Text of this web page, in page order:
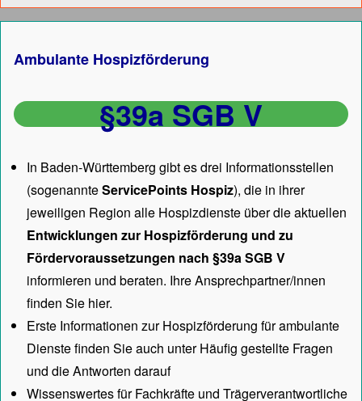
Ambulante Hospizförderung
§39a SGB V
In Baden-Württemberg gibt es drei Informationsstellen
(sogenannteServicePoints Hospiz), die in ihrer
jeweiligen Region alle Hospizdienste über die aktuellen
Entwicklungen zur Hospizförderung und zu
Fördervoraussetzungen nach §39a SGB V
informieren und beraten. Ihre Ansprechpartner/innen
finden Sie hier.
Erste Informationen zur Hospizförderung für ambulante
Dienste finden Sie auch unterHäufig gestellte Fragen
und die Antworten darauf
Wissenswertes für Fachkräfte und Trägerverantwortliche